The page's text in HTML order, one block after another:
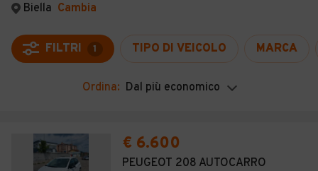
Auto usate
Auto Km 0
Auto Nuove
Noleggio a lungo termine
Moto
MAGAZINE
ACCEDI
Biella Cambia
FILTRI 1 TIPO DI VEICOLO MARCA
Ordina: Dal più economico
€ 6.600
PEUGEOT 208 AUTOCARRO